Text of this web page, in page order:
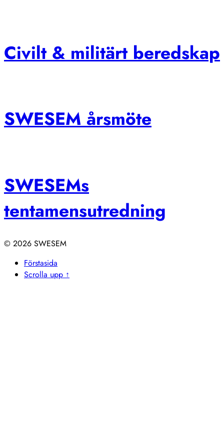
Civilt & militärt beredskap
SWESEM årsmöte
SWESEMs
tentamensutredning
© 2026
Förstasida
Scrolla upp ↑